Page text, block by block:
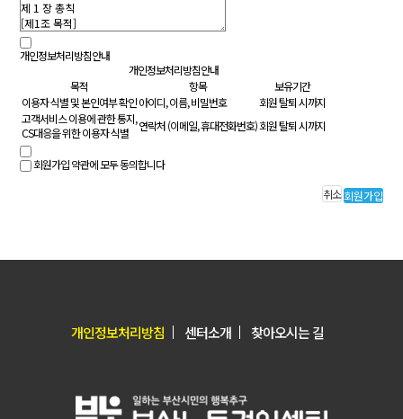
개인정보처리방침안내
개인정보처리방침안내
목적
항목
보유기간
이용자 식별 및 본인여부 확인아이디, 이름, 비밀번호
회원 탈퇴 시까지
고객서비스 이용에 관한 통지,
CS대응을 위한 이용자 식별
연락처 (이메일, 휴대전화번호)회원 탈퇴 시까지
회원가입 약관에 모두 동의합니다
취소 회원가입
개인정보처리방침 센터소개 찾아오시는 길